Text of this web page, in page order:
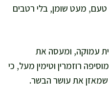
טעם, מעט שומן, בלי רטבים
עמוקה, ומעסה את
רוזמרין וטימין מעל, כי
שמאזן את עושר הבשר.